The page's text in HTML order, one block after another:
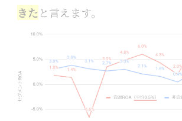
きた と言えます。